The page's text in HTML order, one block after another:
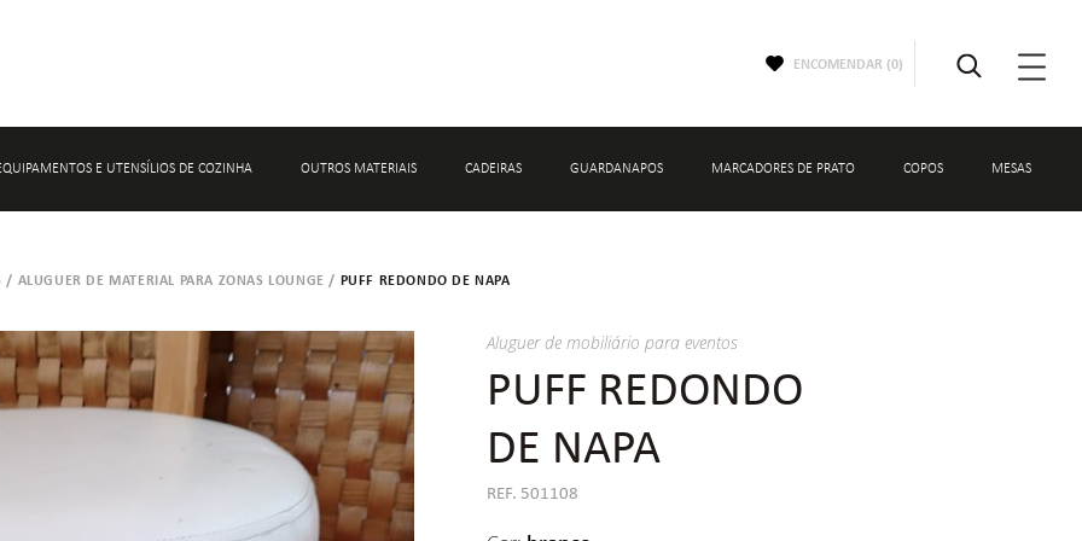
ENCOMENDAR (0)
E UTENSÍLIOS DE COZINHA
ALUGUER DE MATERIAL DE CONFEÇÃO
DE MATERIAL DE CONSERVAÇÃO
OUTROS MATERIAIS
ALUGUER DE DECORAÇÃO PARA EVENTOS
ALUGUER DE MATERIAL PARA CASAMENTO
ALUGUER DE ACESSÓRIOS DE BAR
ALUGUER DE MARCADORES DE PRATO
ALUGUER DE CESTOS E BASES
CADEIRAS GUARDANAPOS MARCADORES DE PRATO COPOS MESAS
/ ALUGUER DE MATERIAL PARA ZONAS LOUNGE / PUFF REDONDO DE NAPA
Aluguer de mobiliário para eventos
PUFF REDONDO
DE NAPA
REF. 501108